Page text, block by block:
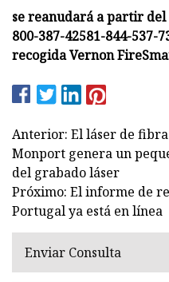
se reanudará a partir del
800-387-42581-844-537-
recogida Vernon
Anterior: El láser de
Monport genera un
del grabado láser
Próximo: El informe de
Portugal ya está en línea
Enviar Consulta